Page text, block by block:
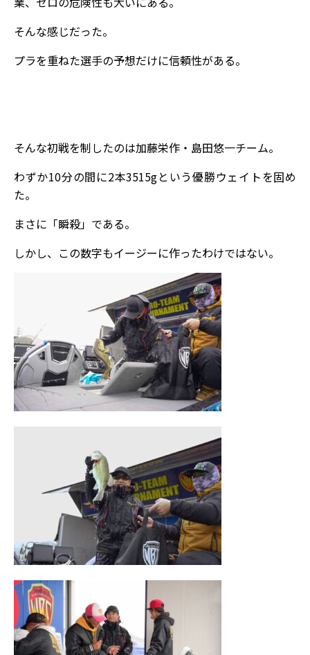
そんな感じだった。
プラを重ねた選手の予想だけに信頼性がある。
そんな初戦を制したのは加藤栄作・島田悠一チーム。
わずか10分の間に2本3515gという優勝ウェイトを固め
た。
まさに「瞬殺」である。
しかし、この数字もイージーに作ったわけではない。